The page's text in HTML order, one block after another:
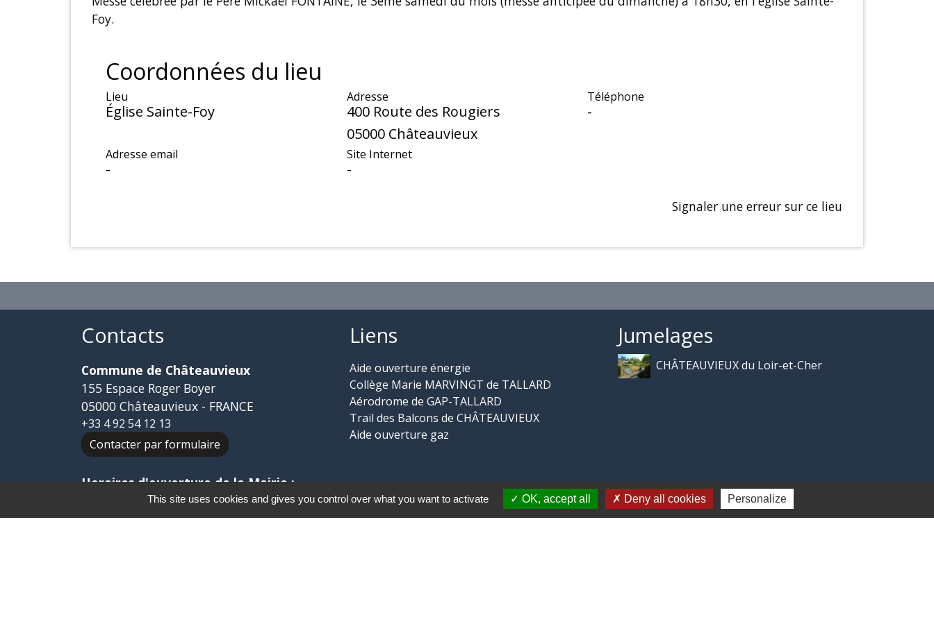
Foy.
Coordonnées du lieu
Lieu
Église Sainte-Foy
Adresse
400 Route des Rougiers
05000 Châteauvieux
Téléphone
-
Adresse email
-
Site Internet
-
Signaler une erreur sur ce lieu
Contacts
Commune de Châteauvieux
155 Espace Roger Boyer
05000 Châteauvieux - FRANCE
+33 4 92 54 12 13
Contacter par formulaire
Horaires d'ouverture de la Mairie :
Lundi : 7h30 à 12h30 / 14h00 à 17h30
Mardi : 7h30 à 12h30 / 14h00 à 17h30
Liens
Aide ouverture énergie
Collège Marie MARVINGT de TALLARD
Aérodrome de GAP-TALLARD
Trail des Balcons de CHÂTEAUVIEUX
Aide ouverture gaz
Jumelages
CHÂTEAUVIEUX du Loir-et-Cher
This site uses cookies and gives you control over what you want to activate OK, accept all Deny all cookies Personalize